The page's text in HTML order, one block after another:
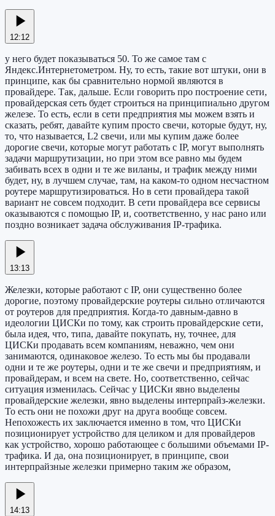
12:12
у него будет показываться 50. То же самое там с
Яндекс.Интернетометром. Ну, то есть, такие вот штуки, они в
принципе, как бы сравнительно нормой являются в
провайдере. Так, дальше. Если говорить про построение сети,
провайдерская сеть будет строиться на принципиально другом
железе. То есть, если в сети предприятия мы можем взять и
сказать, ребят, давайте купим просто свечи, которые будут, ну,
то, что называется, L2 свечи, или мы купим даже более
дорогие свечи, которые могут работать с IP, могут выполнять
задачи маршрутизации, но при этом все равно мы будем
забивать всех в одни и те же виланы, и трафик между ними
будет, ну, в лучшем случае, там, на каком-то одном несчастном
роутере маршрутизироваться. Но в сети провайдера такой
вариант не совсем подходит. В сети провайдера все сервисы
оказываются с помощью IP, и, соответственно, у нас рано или
поздно возникает задача обслуживания IP-трафика.
13:13
Железки, которые работают с IP, они существенно более
дорогие, поэтому провайдерские роутеры сильно отличаются
от роутеров для предприятия. Когда-то давным-давно в
идеологии ЦИСКи по тому, как строить провайдерские сети,
была идея, что, типа, давайте покупать, ну, точнее, для
ЦИСКи продавать всем компаниям, неважно, чем они
занимаются, одинаковое железо. То есть мы бы продавали
одни и те же роутеры, одни и те же свечи и предприятиям, и
провайдерам, и всем на свете. Но, соответственно, сейчас
ситуация изменилась. Сейчас у ЦИСКи явно выделены
провайдерские железки, явно выделены интерпрайз-железки.
То есть они не похожи друг на друга вообще совсем.
Непохожесть их заключается именно в том, что ЦИСКи
позиционирует устройство для целиком и для провайдеров
как устройство, хорошо работающее с большими объемами IP-
трафика. И да, она позиционирует, в принципе, свои
интерпрайзные железки примерно таким же образом,
14:13